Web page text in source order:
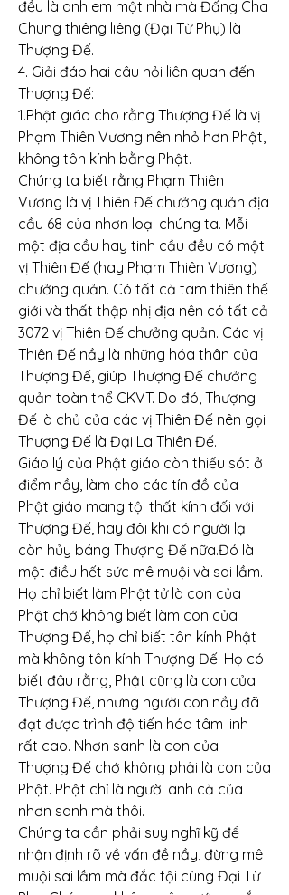
đều là anh em một nhà mà Đấng Cha
Chung thiêng liêng (Đại Từ Phụ) là
Thượng Đế.
4. Giải đáp hai câu hỏi liên quan đến
Thượng Đế:
1.Phật giáo cho rằng Thượng Đế là vị
Phạm Thiên Vương nên nhỏ hơn Phật,
không tôn kính bằng Phật.
Chúng ta biết rằng Phạm Thiên
Vương là vị Thiên Đế chưởng quản địa
cầu 68 của nhơn loại chúng ta. Mỗi
một địa cầu hay tinh cầu đều có một
vị Thiên Đế (hay Phạm Thiên Vương)
chưởng quản. Có tất cả tam thiên thế
giới và thất thập nhị địa nên có tất cả
3072 vị Thiên Đế chưởng quản. Các vị
Thiên Đế nầy là những hóa thân của
Thượng Đế, giúp Thượng Đế chưởng
quản toàn thể CKVT. Do đó, Thượng
Đế là chủ của các vị Thiên Đế nên gọi
Thượng Đế là Đại La Thiên Đế.
Giáo lý của Phật giáo còn thiếu sót ở
điểm nầy, làm cho các tín đồ của
Phật giáo mang tội thất kính đối với
Thượng Đế, hay đôi khi có người lại
còn hủy báng Thượng Đế nữa.Đó là
một điều hết sức mê muội và sai lầm.
Họ chỉ biết làm Phật tử là con của
Phật chớ không biết làm con của
Thượng Đế, họ chỉ biết tôn kính Phật
mà không tôn kính Thượng Đế. Họ có
biết đâu rằng, Phật cũng là con của
Thượng Đế, nhưng người con nầy đã
đạt được trình độ tiến hóa tâm linh
rất cao. Nhơn sanh là con của
Thượng Đế chớ không phải là con của
Phật. Phật chỉ là người anh cả của
nhơn sanh mà thôi.
Chúng ta cần phải suy nghĩ kỹ để
nhận định rõ về vấn đề nầy, đừng mê
muội sai lầm mà đắc tội cùng Đại Từ